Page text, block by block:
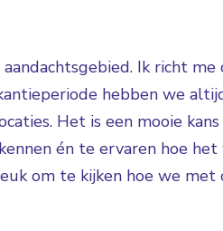
Ik richt
hebben we
Het is een mooie
én te ervaren hoe
om te kijken hoe we met